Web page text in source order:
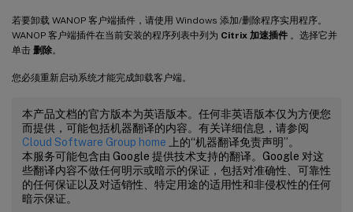
若要卸载 WANOP 客户端插件，请使用 Windows 添加/删除程序实用程序。
WANOP 客户端插件在当前安装的程序列表中列为 Citrix 加速插件 。选择它并
单击 删除。
您必须重新启动系统才能完成卸载客户端。
本产品文档的官方版本为英语版本。任何非英语版本仅为方便您
而提供，可能包括机器翻译的内容。有关详细信息，请参阅
Cloud Software Group home 上的“机器翻译免责声明”。
本服务可能包含由 Google 提供技术支持的翻译。Google 对这
些翻译内容不做任何明示或暗示的保证，包括对准确性、可靠性
的任何保证以及对适销性、特定用途的适用性和非侵权性的任何
暗示保证。